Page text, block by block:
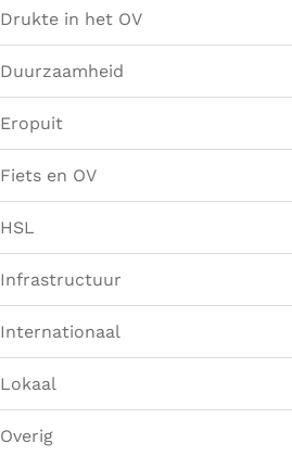
Drukte in het OV
Duurzaamheid
Eropuit
Fiets en OV
HSL
Infrastructuur
Internationaal
Lokaal
Overig